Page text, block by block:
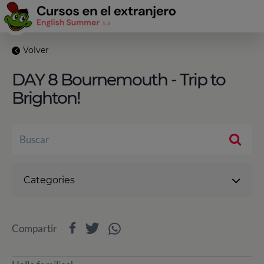
Volver
DAY 8 Bournemouth - Trip to
Brighton!
Categories
Compartir